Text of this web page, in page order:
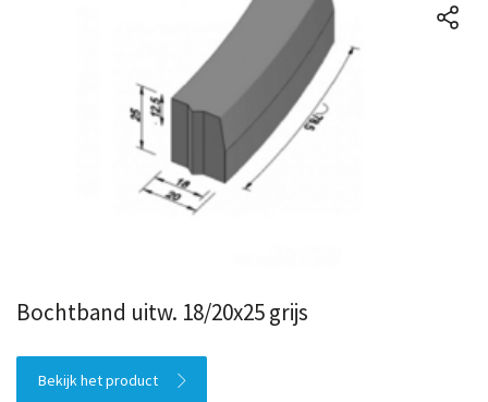
Bochtband uitw. 18/20x25 grijs
Bekijk het product